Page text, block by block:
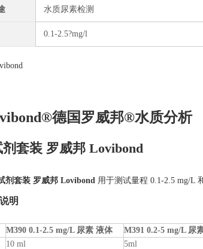
水质尿素检测
0.1-2.5?mg/l
ond®德国罗威邦®水质分析
套装 罗威邦 Lovibond
剂套装 罗威邦 Lovibond 用于测试量程 0.1-2.5 mg/L
明
M390 0.1-2.5 mg/L 尿素 液体
M391 0.2-5 mg/L 尿
10 ml
5ml